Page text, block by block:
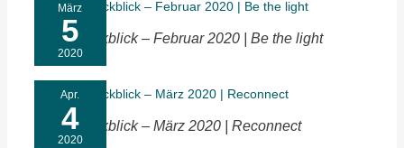
März
5
2020
Monatsrückblick – Februar 2020 | Be the light
Apr.
4
2020
Monatsrückblick – März 2020 | Reconnect